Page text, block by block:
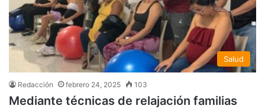
Salud
Redacción febrero 24, 2025 103
Mediante técnicas de relajación familias